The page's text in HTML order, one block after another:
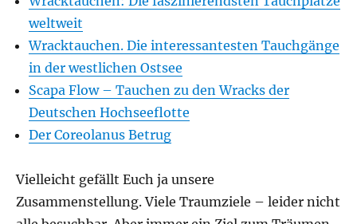
weltweit
Wracktauchen. Die interessantesten Tauchgänge
in der westlichen Ostsee
Scapa Flow – Tauchen zu den Wracks der
Deutschen Hochseeflotte
Der Coreolanus Betrug
Vielleicht gefällt Euch ja unsere
Zusammenstellung. Viele Traumziele – leider nicht